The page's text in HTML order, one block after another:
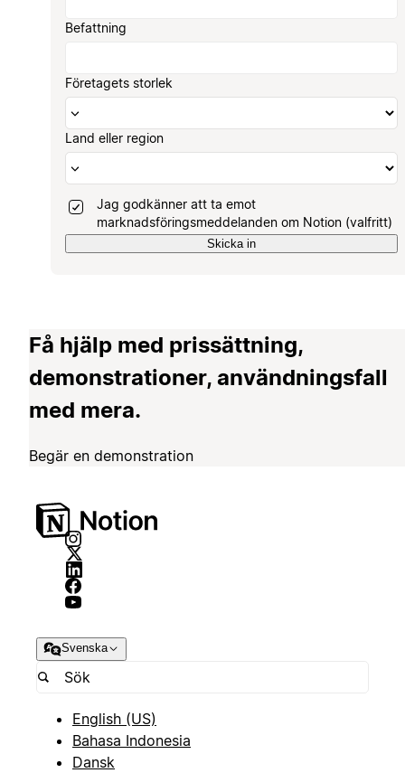
Befattning
Företagets storlek
Land eller region
Jag godkänner att ta emot
marknadsföringsmeddelanden om Notion (valfritt)
Skicka in
Få hjälp med prissättning,
demonstrationer, användningsfall
med mera.
Begär en demonstration
Svenska
English (US)
Bahasa Indonesia
Dansk